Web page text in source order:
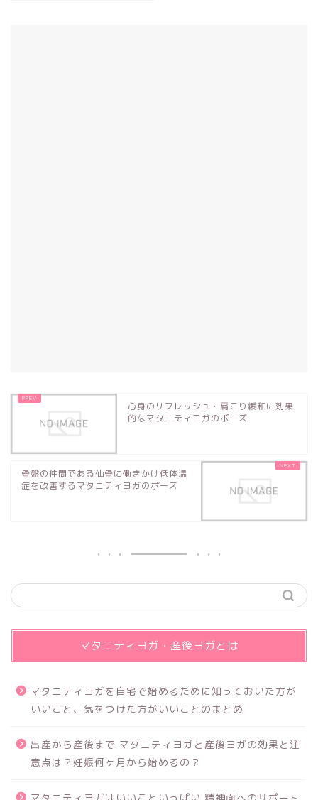
心身のリフレッシュ・肩こり緩和に効果
的なマタニティヨガのポーズ
骨盤の仲間である仙骨に働きかけ低体温
症を改善するマタニティヨガのポーズ
マタニティヨガ・産後ヨガとは
マタニティヨガを自宅で始めるために知っておいた方が
いいこと、気をつけた方がいいことのまとめ
出産から産後まで マタニティヨガと産後ヨガの効果と注
意点は？妊娠何ヶ月から始めるの？
マタニティヨガはいいこといっぱい 精神面へのサポート